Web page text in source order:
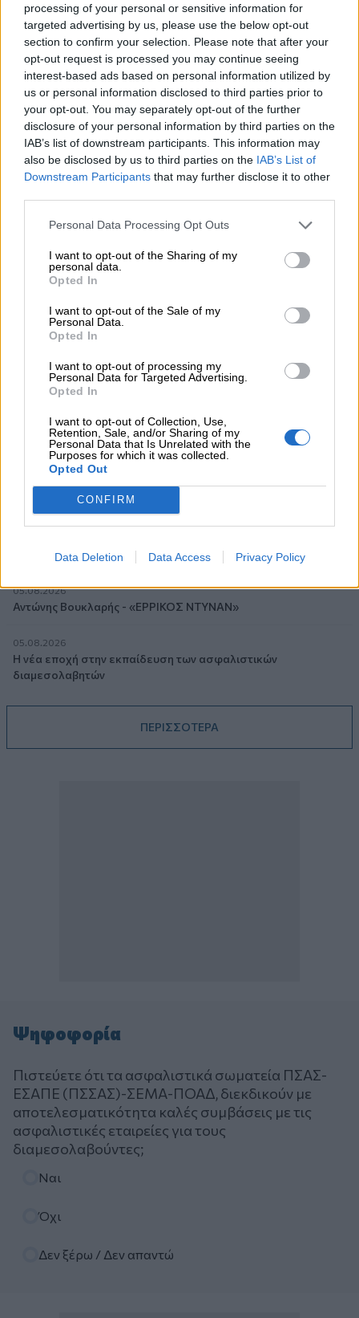
processing of your personal or sensitive information for
targeted advertising by us, please use the below opt-out
section to confirm your selection. Please note that after your
opt-out request is processed you may continue seeing
interest-based ads based on personal information utilized by
us or personal information disclosed to third parties prior to
your opt-out. You may separately opt-out of the further
disclosure of your personal information by third parties on the
IAB’s list of downstream participants. This information may
also be disclosed by us to third parties on the IAB’s List of
Downstream Participants that may further disclose it to other
Personal Data Processing Opt Outs
I want to opt-out of the Sharing of my
personal data.
Opted In
I want to opt-out of the Sale of my
Personal Data.
Opted In
I want to opt-out of processing my
Personal Data for Targeted Advertising.
Opted In
I want to opt-out of Collection, Use,
Retention, Sale, and/or Sharing of my
Personal Data that Is Unrelated with the
Purposes for which it was collected.
Opted Out
CONFIRM
Data Deletion Data Access Privacy Policy
06.08.2026 - 13:30
Όταν η επόμενη μέρα είναι στάχτη, τι θα πει ο Ασφαλιστικός
Διαμεσολαβητής στον πελάτη κλάδου υγείας;
06.08.2026 - 12:22
Kavita Patel - PhARMA Innovation Forum: Ένα στα πέντε
καινοτόμα φάρμακα φτάνει τελικά στην Ελλάδα
06.08.2026 - 11:37
Μείωση ασφαλιστικών εισφορών ύψους 240 εκατ. ευρώ
ζητούν οι έμποροι από την Κυβέρνηση
Ευρώπη: Μπορεί η κλιματική αλλαγή να οδηγήσει σε
ενεργειακή κρίση;
06.08.2026 - 09:15
06.08.2026 - 08:40
ελληνικές τράπεζες «πρωταθλήτριες» στα δάνεια, νέο deal
Βαρδινογιάννη- Εξάρχου και ο διπλασιασμός των κερδών της
05.08.2026
Randy Schekman, Νομπελίστας Ιατρικής: «Σε πέντε χρόνια
μπορεί να έχουμε θεραπεία που αναστέλλει την εξέλιξη του
Πάρκινσον»
παρονομαστή το κοινό συμφέρον
05.08.2026
Αντώνης Βουκλαρής - «ΕΡΡΙΚΟΣ ΝΤΥΝΑΝ»
05.08.2026
Η νέα εποχή στην εκπαίδευση των ασφαλιστικών
διαμεσολαβητών
ΠΕΡΙΣΣΟΤΕΡΑ
Ψηφοφορία
Πιστεύετε ότι τα ασφαλιστικά σωματεία ΠΣΑΣ-
ΕΣΑΠΕ (ΠΣΣΑΣ)-ΣΕΜΑ-ΠΟΑΔ, διεκδικούν με
αποτελεσματικότητα καλές συμβάσεις με τις
ασφαλιστικές εταιρείες για τους
διαμεσολαβούντες;
Ναι
Όχι
Δεν ξέρω / Δεν απαντώ